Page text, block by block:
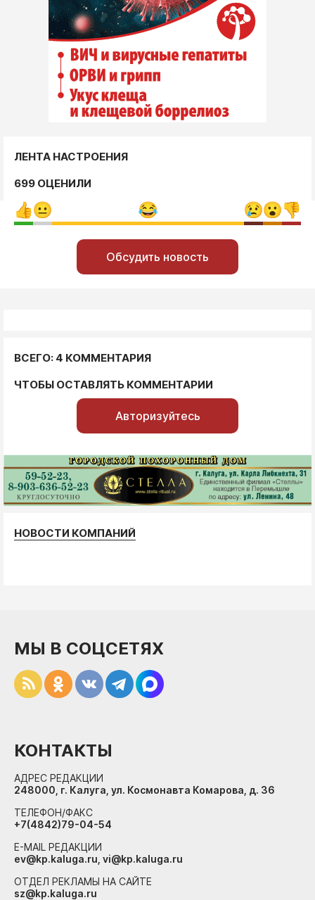
ЛЕНТА НАСТРОЕНИЯ
699 ОЦЕНИЛИ
Обсудить новость
ВСЕГО: 4 КОММЕНТАРИЯ
ЧТОБЫ ОСТАВЛЯТЬ КОММЕНТАРИИ
Авторизуйтесь
НОВОСТИ КОМПАНИЙ
МЫ В СОЦСЕТЯХ
КОНТАКТЫ
АДРЕС РЕДАКЦИИ
248000, г. Калуга, ул. Космонавта Комарова, д. 36
ТЕЛЕФОН/ФАКС
+7(4842)79-04-54
E-MAIL РЕДАКЦИИ
ev@kp.kaluga.ru, vi@kp.kaluga.ru
ОТДЕЛ РЕКЛАМЫ НА САЙТЕ
sz@kp.kaluga.ru